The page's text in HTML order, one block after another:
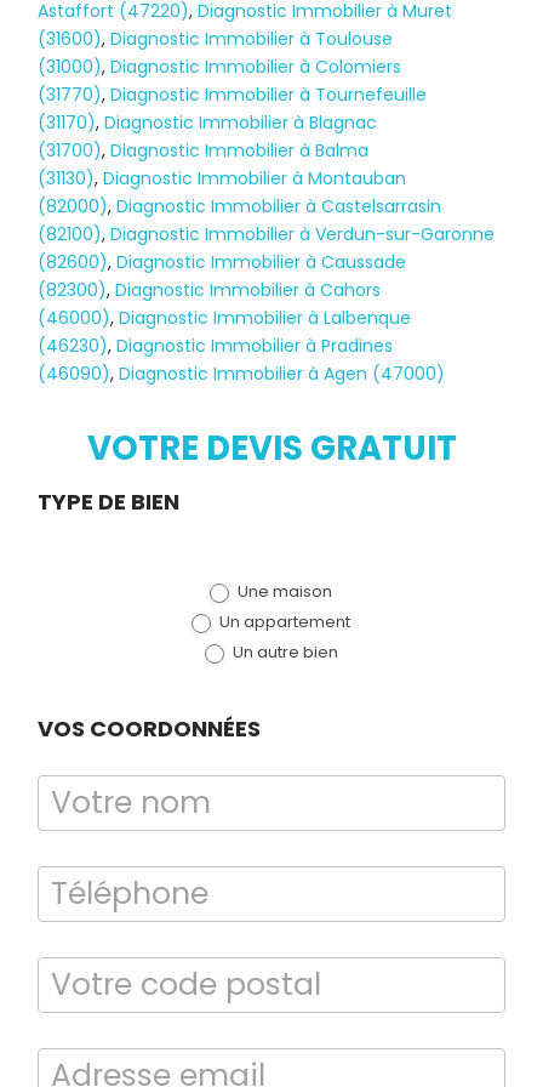
Diagnostic
Bilan énergétique
DPE
Astaffort (47220),Diagnostic Immobilier à Muret
(31600),Diagnostic Immobilier à Toulouse
(31000),Diagnostic Immobilier à Colomiers
(31770),Diagnostic Immobilier à Tournefeuille
(31170),Diagnostic Immobilier à Blagnac
(31700),Diagnostic Immobilier à Balma
(31130),Diagnostic Immobilier à Montauban
(82000),Diagnostic Immobilier à Castelsarrasin
(82100),Diagnostic Immobilier à Verdun-sur-Garonne
(82600),Diagnostic Immobilier à Caussade
(82300),Diagnostic Immobilier à Cahors
(46000),Diagnostic Immobilier à Lalbenque
(46230),Diagnostic Immobilier à Pradines
(46090),Diagnostic Immobilier à Agen (47000)
VOTRE DEVIS GRATUIT
Demande
TYPE DE BIEN
Une maison
Un appartement
Un autre bien
VOS COORDONNÉES